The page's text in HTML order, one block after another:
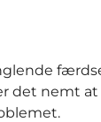
det nemt at